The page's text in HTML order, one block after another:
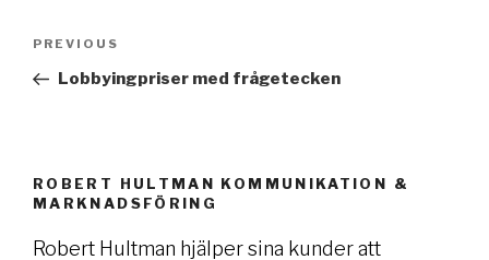
Post
Previous
Post
PREVIOUS
Lobbyingpriser med frågetecken
ROBERT HULTMAN KOMMUNIKATION &
MARKNADSFÖRING
Robert Hultman hjälper sina kunder att